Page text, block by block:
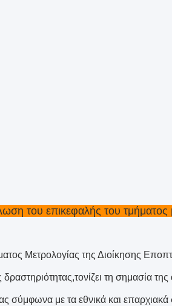
του επικεφαλής του τμήματος
Μετρολογίας της Διοίκησης
τη σημασία
σύμφωνα με τα εθνικά και επαρχιακά